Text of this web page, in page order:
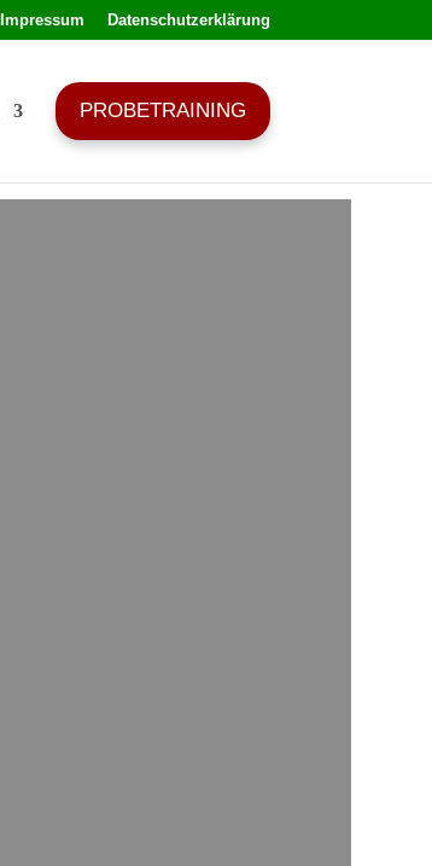
Impressum Datenschutzerklärung
PROBETRAINING